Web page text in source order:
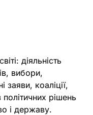
діяльність
вибори,
заяви, коаліції,
рішень
і державу.